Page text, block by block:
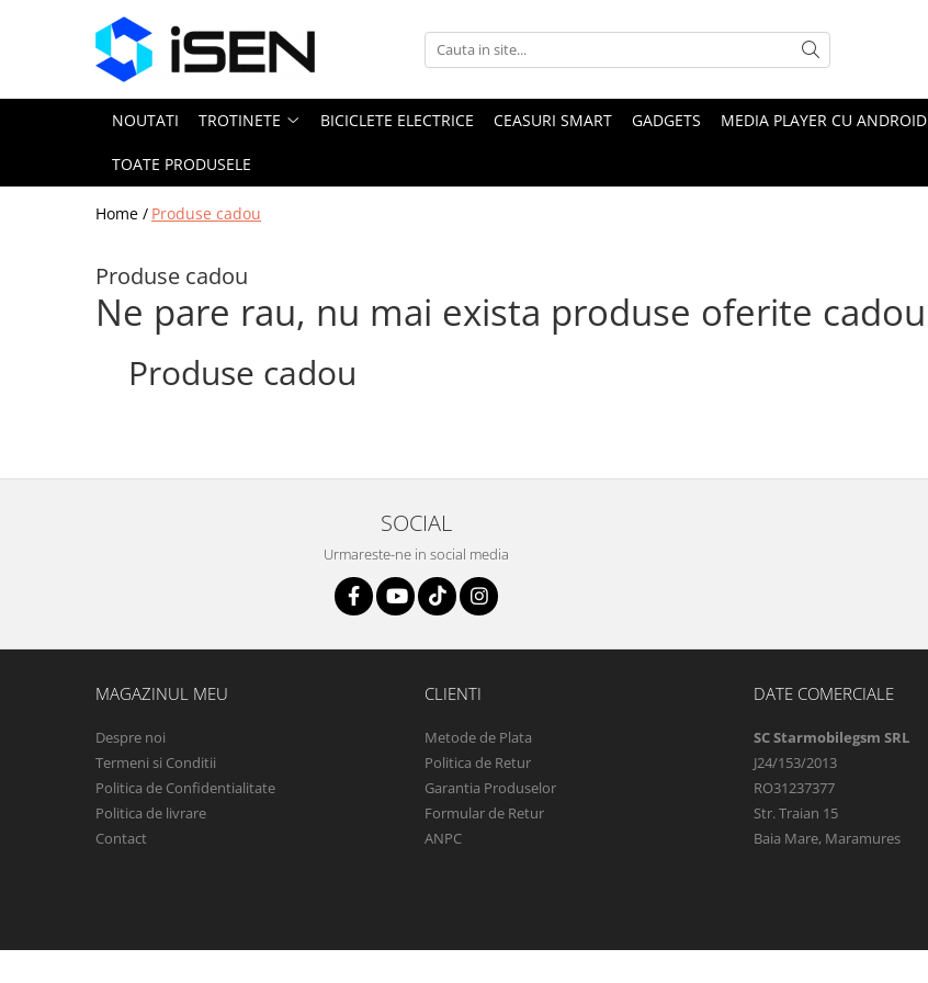
Trotinete
Trotinete electrice
NOUTATI TROTINETE BICICLETE ELECTRICE CEASURI SMART GADGETS MEDIA PLAYER CU ANDROID
TOATE PRODUSELE
Home / Produse cadou
Produse cadou
Ne pare rau, nu mai exista produse oferite cadou
Produse cadou
SOCIAL
Urmareste-ne in social media
MAGAZINUL MEU
Despre noi
Termeni si Conditii
Politica de Confidentialitate
Politica de livrare
Contact
CLIENTI
Metode de Plata
Politica de Retur
Garantia Produselor
Formular de Retur
ANPC
DATE COMERCIALE
SC Starmobilegsm SRL
J24/153/2013
RO31237377
Str. Traian 15
Baia Mare, Maramures